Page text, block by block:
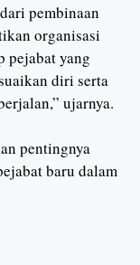
pembinaan
organisasi
pejabat yang
diri serta
ujarnya.
pentingnya
baru dalam